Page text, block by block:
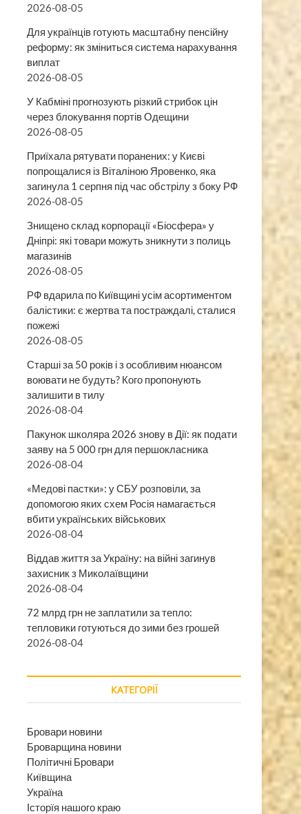
2026-08-05
Для українців готують масштабну пенсійну
реформу: як зміниться система нарахування
виплат
2026-08-05
У Кабміні прогнозують різкий стрибок цін
через блокування портів Одещини
2026-08-05
Приїхала рятувати поранених: у Києві
попрощалися із Віталіною Яровенко, яка
загинула 1 серпня під час обстрілу з боку РФ
2026-08-05
Знищено склад корпорації «Біосфера» у
Дніпрі: які товари можуть зникнути з полиць
магазинів
2026-08-05
РФ вдарила по Київщині усім асортиментом
балістики: є жертва та постраждалі, сталися
пожежі
2026-08-05
Старші за 50 років і з особливим нюансом
воювати не будуть? Кого пропонують
залишити в тилу
2026-08-04
Пакунок школяра 2026 знову в Дії: як подати
заяву на 5 000 грн для першокласника
2026-08-04
«Медові пастки»: у СБУ розповіли, за
допомогою яких схем Росія намагається
вбити українських військових
2026-08-04
Віддав життя за Україну: на війні загинув
захисник з Миколаївщини
2026-08-04
72 млрд грн не заплатили за тепло:
тепловики готуються до зими без грошей
2026-08-04
КАТЕГОРІЇ
Бровари новини
Броварщина новини
Політичні Бровари
Київщина
Україна
Історїя нашого краю